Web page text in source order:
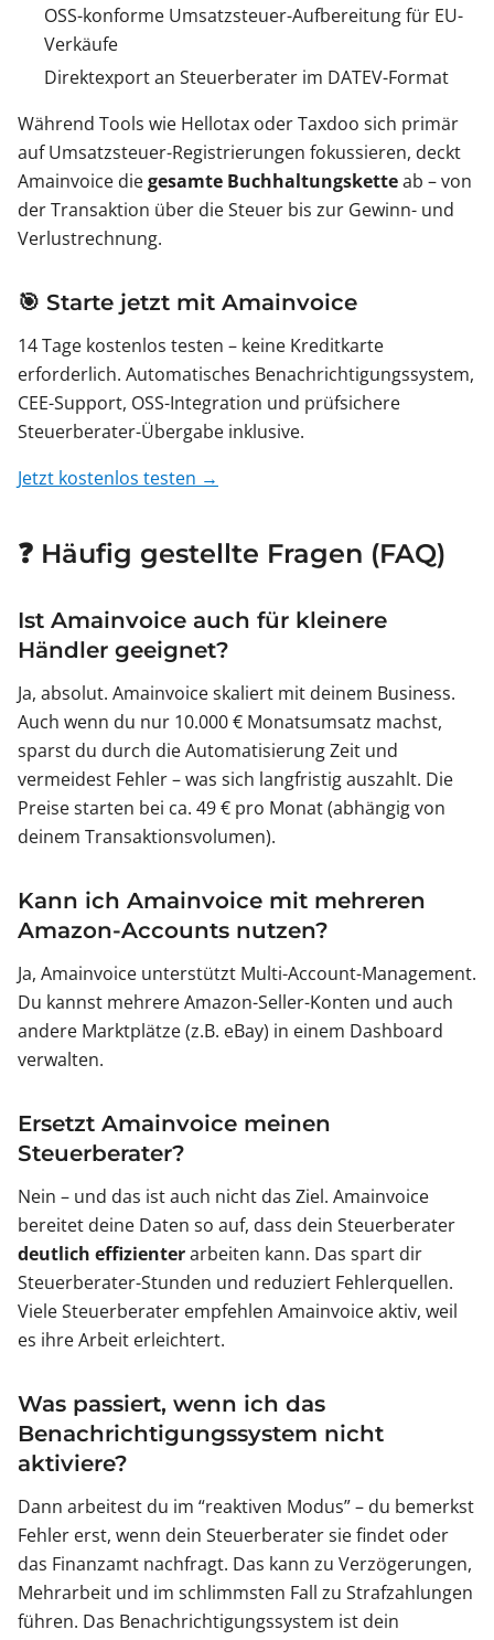
OSS-konforme Umsatzsteuer-Aufbereitung für EU-
Verkäufe
Direktexport an Steuerberater im DATEV-Format
Während Tools wie Hellotax oder Taxdoo sich primär
auf Umsatzsteuer-Registrierungen fokussieren, deckt
Amainvoice diegesamte Buchhaltungsketteab – von
der Transaktion über die Steuer bis zur Gewinn- und
Verlustrechnung.
🎯 Starte jetzt mit Amainvoice
14 Tage kostenlos testen – keine Kreditkarte
erforderlich. Automatisches Benachrichtigungssystem,
CEE-Support, OSS-Integration und prüfsichere
Steuerberater-Übergabe inklusive.
Jetzt kostenlos testen →
❓ Häufig gestellte Fragen (FAQ)
Ist Amainvoice auch für kleinere
Händler geeignet?
Ja, absolut. Amainvoice skaliert mit deinem Business.
Auch wenn du nur 10.000 € Monatsumsatz machst,
sparst du durch die Automatisierung Zeit und
vermeidest Fehler – was sich langfristig auszahlt. Die
Preise starten bei ca. 49 € pro Monat (abhängig von
deinem Transaktionsvolumen).
Kann ich Amainvoice mit mehreren
Amazon-Accounts nutzen?
Ja, Amainvoice unterstützt Multi-Account-Management.
Du kannst mehrere Amazon-Seller-Konten und auch
andere Marktplätze (z.B. eBay) in einem Dashboard
verwalten.
Ersetzt Amainvoice meinen
Steuerberater?
Nein – und das ist auch nicht das Ziel. Amainvoice
bereitet deine Daten so auf, dass dein Steuerberater
deutlich effizienterarbeiten kann. Das spart dir
Steuerberater-Stunden und reduziert Fehlerquellen.
Viele Steuerberater empfehlen Amainvoice aktiv, weil
es ihre Arbeit erleichtert.
Was passiert, wenn ich das
Benachrichtigungssystem nicht
aktiviere?
Dann arbeitest du im “reaktiven Modus” – du bemerkst
Fehler erst, wenn dein Steuerberater sie findet oder
das Finanzamt nachfragt. Das kann zu Verzögerungen,
Mehrarbeit und im schlimmsten Fall zu Strafzahlungen
führen. Das Benachrichtigungssystem ist dein